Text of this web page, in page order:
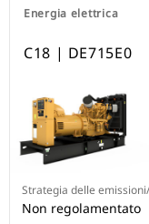
Energia elettrica
C18 | DE715E0
Strategia delle
Non regolamentato